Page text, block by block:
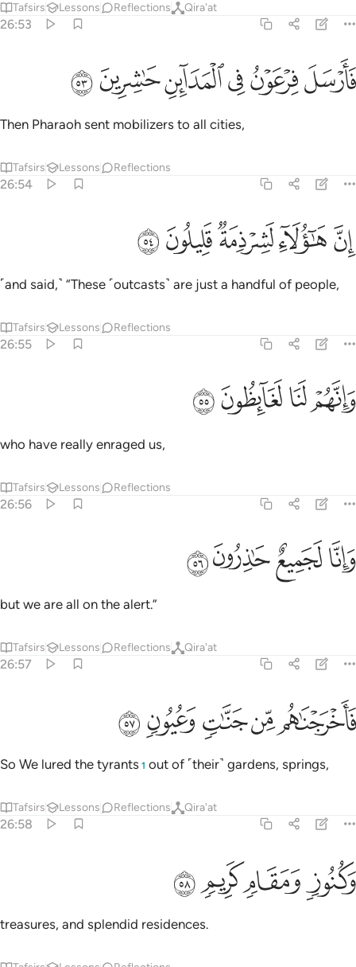
Tafsirs Lessons Reflections Qira'at
26:53
فارسل فرعون في المداين حاشرين ٥٣
فَأَرْسَلَ فِرْعَوْنُ فِى ٱلْمَدَآئِنِ حَـٰشِرِينَ ٥٣
ﲼﲽﲾﲿﳀﳁ
Then Pharaoh sent mobilizers to all cities,
Tafsirs Lessons Reflections
26:54
ان هاولاء لشرذمة قليلون ٥٤
إِنَّ هَـٰٓؤُلَآءِ لَشِرْذِمَةٌۭ قَلِيلُونَ ٥٤
ﳂﳃﳄﳅﳆ
˹and said,˺ “These ˹outcasts˺ are just a handful of people,
Tafsirs Lessons Reflections
26:55
وانهم لنا لغايظون ٥٥
وَإِنَّهُمْ لَنَا لَغَآئِظُونَ ٥٥
ﳇﳈﳉﳊ
who have really enraged us,
Tafsirs Lessons Reflections
26:56
وانا لجميع حاذرون ٥٦
وَإِنَّا لَجَمِيعٌ حَـٰذِرُونَ ٥٦
ﳋﳌﳍﳎ
but we are all on the alert.”
Tafsirs Lessons Reflections Qira'at
26:57
فاخرجناهم من جنات وعيون ٥٧
فَأَخْرَجْنَـٰهُم مِّن جَنَّـٰتٍۢ وَعُيُونٍۢ ٥٧
ﳏﳐﳑﳒﳓ
So We lured the tyrants 1 out of ˹their˺ gardens, springs,
Tafsirs Lessons Reflections Qira'at
26:58
وكنوز ومقام كريم ٥٨
وَكُنُوزٍۢ وَمَقَامٍۢ كَرِيمٍۢ ٥٨
ﳔﳕﳖﳗ
treasures, and splendid residences.